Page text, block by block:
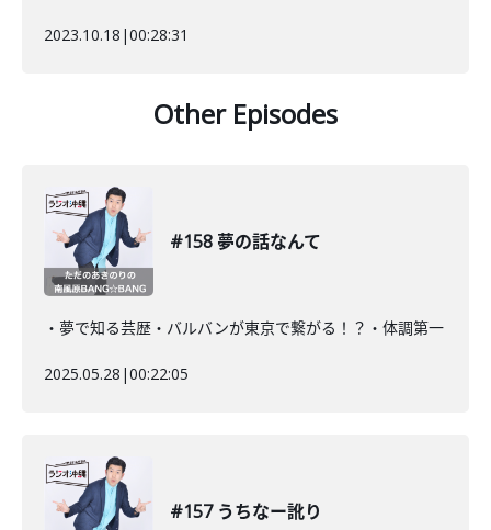
2023.10.18 |00:28:31
Other Episodes
#158 夢の話なんて
・夢で知る芸歴・バルバンが東京で繋がる！？・体調第一
2025.05.28 |00:22:05
#157 うちなー訛り